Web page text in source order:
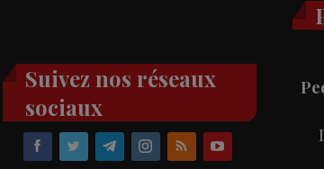
Suivez nos réseaux
sociaux